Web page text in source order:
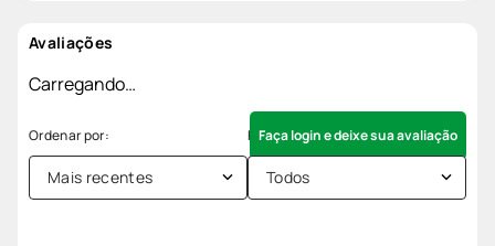
Avaliações
Carregando…
Faça login e deixe sua avaliação
Mais recentes Todos